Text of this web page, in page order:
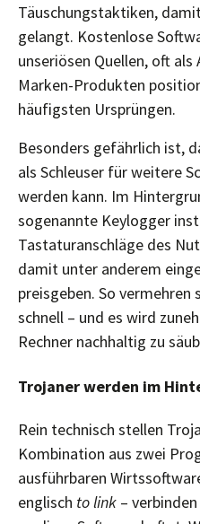
Täuschungstaktiken,
gelangt. Kostenlose
unseriösen Quellen, oft
Marken-Produkten
häufigsten Ursprüngen.
Besonders gefährlich ist,
als Schleuser für weitere
werden kann. Im
sogenannte Keylogger
Tastaturanschläge des
damit unter anderem
preisgeben. So
schnell – und es wird
Rechner nachhaltig zu
Trojaner werden im
Rein technisch stellen
Kombination aus zwei
ausführbaren
englisch to link –